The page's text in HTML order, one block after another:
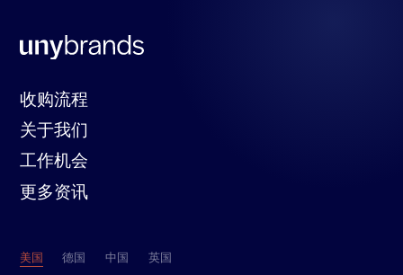
收购流程
关于我们
工作机会
更多资讯
美国 德国 中国 英国